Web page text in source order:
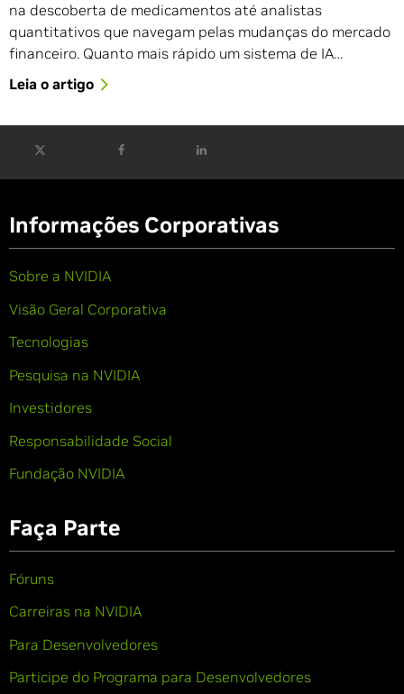
na descoberta de medicamentos até analistas
quantitativos que navegam pelas mudanças do mercado
financeiro. Quanto mais rápido um sistema de IA…
Leia o artigo
Informações Corporativas
Sobre a NVIDIA
Visão Geral Corporativa
Tecnologias
Pesquisa na NVIDIA
Investidores
Responsabilidade Social
Fundação NVIDIA
Faça Parte
Fóruns
Carreiras na NVIDIA
Para Desenvolvedores
Participe do Programa para Desenvolvedores